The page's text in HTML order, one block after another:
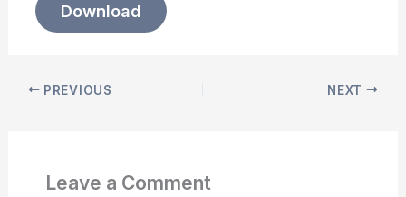
Download
PREVIOUS NEXT
Leave a Comment